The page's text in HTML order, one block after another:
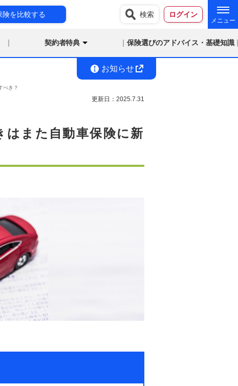
険を比較する 検索 ログイン
契約者特典 保険選びのアドバイス・基礎知識
お知らせ
べき？
更新日： 2025.7.31
はまた自動車保険に新